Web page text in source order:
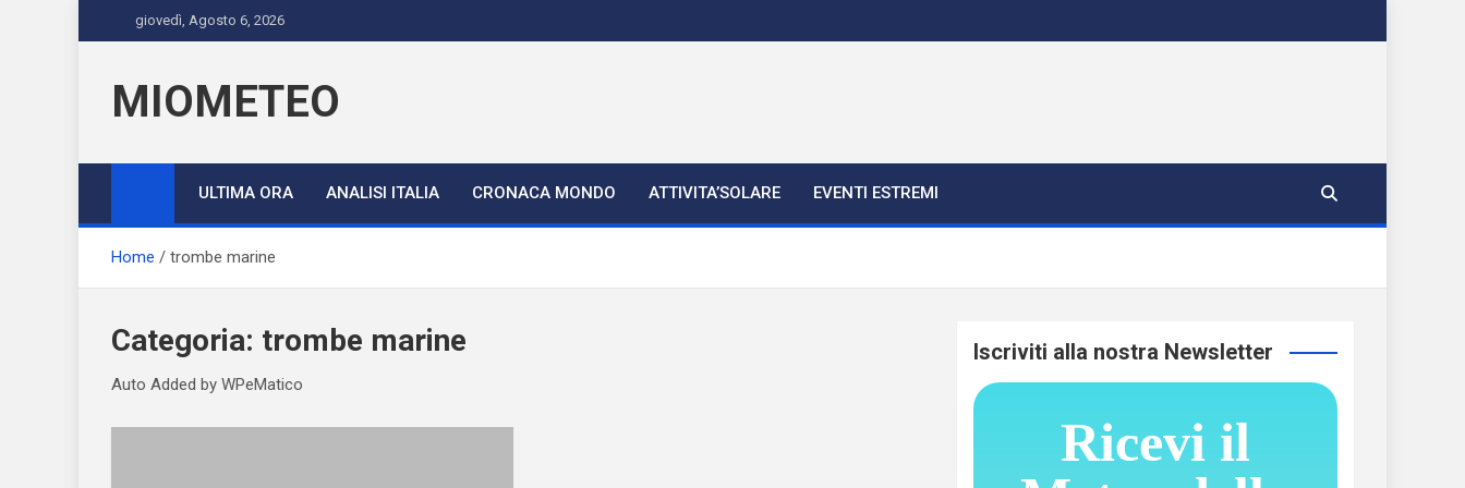
to
giovedì, Agosto 6, 2026
MIOMETEO
ULTIMA ORA ANALISI ITALIA CRONACA MONDO ATTIVITA’SOLARE EVENTI ESTREMI
Home trombe marine
Categoria: trombe marine
Auto Added by WPeMatico
Iscriviti alla nostra Newsletter
Ricevi il